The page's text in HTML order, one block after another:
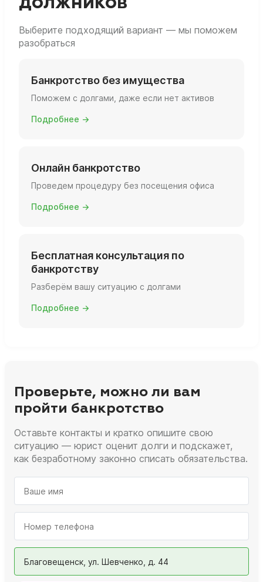
Выберите подходящий вариант — мы поможем
разобраться
Банкротство без имущества
Поможем с долгами, даже если нет активов
Подробнее →
Онлайн банкротство
Проведем процедуру без посещения офиса
Подробнее →
Бесплатная консультация по
банкротству
Разберём вашу ситуацию с долгами
Подробнее →
Проверьте, можно ли вам
пройти банкротство
Оставьте контакты и кратко опишите свою
ситуацию — юрист оценит долги и подскажет,
как безработному законно списать обязательства.
Благовещенск, ул. Шевченко, д. 44